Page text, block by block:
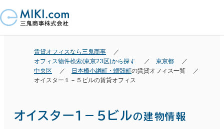
賃貸オフィスなら三鬼商事
オフィス物件検索(東京23区)から探す
東京都
中央区
日本橋小綱町・蛎殻町の賃貸オフィス一覧
オイスター１－５ビルの賃貸オフィス
オイスター１－５ビルの建物情報